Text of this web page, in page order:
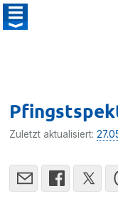
Zuletzt aktualisiert: